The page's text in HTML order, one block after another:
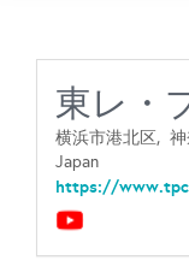
東レ・
横浜市港北区,
Japan
https://